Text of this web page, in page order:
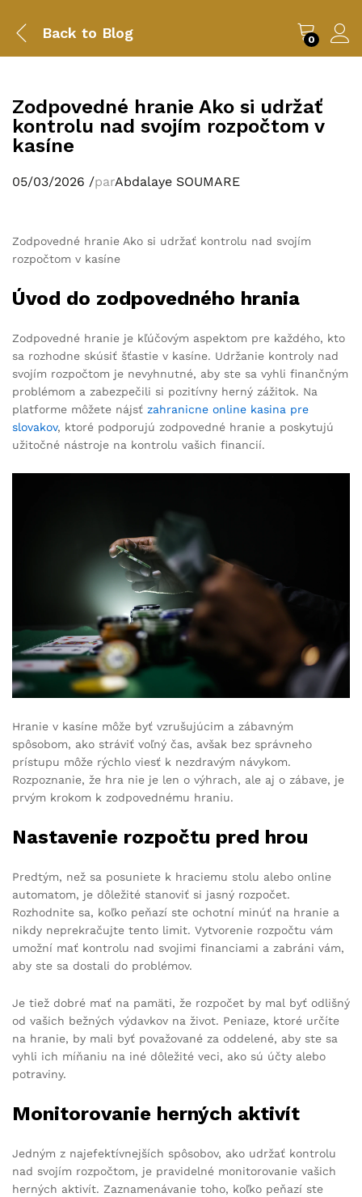
Back to Blog 0
Zodpovedné hranie Ako si udržať
kontrolu nad svojím rozpočtom v
kasíne
05/03/2026 /parAbdalaye SOUMARE
Zodpovedné hranie Ako si udržať kontrolu nad svojím
rozpočtom v kasíne
Úvod do zodpovedného hrania
Zodpovedné hranie je kľúčovým aspektom pre každého, kto
sa rozhodne skúsiť šťastie v kasíne. Udržanie kontroly nad
svojím rozpočtom je nevyhnutné, aby ste sa vyhli finančným
problémom a zabezpečili si pozitívny herný zážitok. Na
platforme môžete nájsť zahranicne online kasina pre
slovakov, ktoré podporujú zodpovedné hranie a poskytujú
užitočné nástroje na kontrolu vašich financií.
Hranie v kasíne môže byť vzrušujúcim a zábavným
spôsobom, ako stráviť voľný čas, avšak bez správneho
prístupu môže rýchlo viesť k nezdravým návykom.
Rozpoznanie, že hra nie je len o výhrach, ale aj o zábave, je
prvým krokom k zodpovednému hraniu.
Nastavenie rozpočtu pred hrou
Predtým, než sa posuniete k hraciemu stolu alebo online
automatom, je dôležité stanoviť si jasný rozpočet.
Rozhodnite sa, koľko peňazí ste ochotní minúť na hranie a
nikdy neprekračujte tento limit. Vytvorenie rozpočtu vám
umožní mať kontrolu nad svojimi financiami a zabráni vám,
aby ste sa dostali do problémov.
Je tiež dobré mať na pamäti, že rozpočet by mal byť odlišný
od vašich bežných výdavkov na život. Peniaze, ktoré určíte
na hranie, by mali byť považované za oddelené, aby ste sa
vyhli ich míňaniu na iné dôležité veci, ako sú účty alebo
potraviny.
Monitorovanie herných aktivít
Jedným z najefektívnejších spôsobov, ako udržať kontrolu
nad svojím rozpočtom, je pravidelné monitorovanie vašich
herných aktivít. Zaznamenávanie toho, koľko peňazí ste